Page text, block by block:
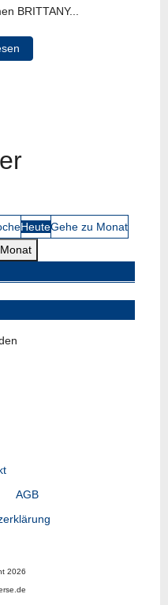
BRITTANY...
HeuteGehe zu Monat
AGB
2026